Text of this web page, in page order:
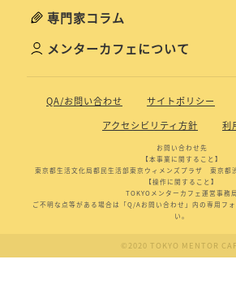
専門家コラム
メンターカフェについて
QA/お問い合わせ サイトポリシー
アクセシビリティ方針
利
お問い合わせ先
【本事業に関すること】
東京都生活文化局都民生活部東京ウィメンズプラザ 東京都
【操作に関すること】
TOKYOメンターカフェ運営事務局
ご不明な点等がある場合は「Q/Aお問い合わせ」内の専用フ
い。
©2020 TOKYO MENTOR